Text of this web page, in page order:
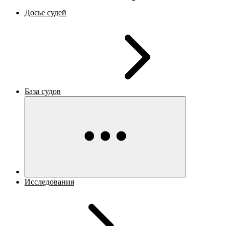
Досье судей
База судов
Исследования